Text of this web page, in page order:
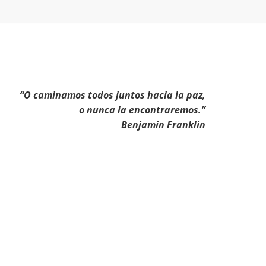
“O caminamos todos juntos hacia la paz,
o nunca la encontraremos.”
Benjamin Franklin